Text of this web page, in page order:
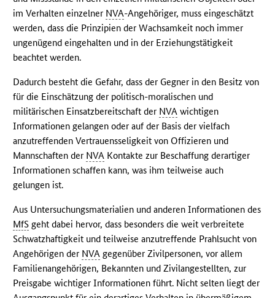
im Verhalten einzelner NVA-Angehöriger, muss eingeschätzt
werden, dass die Prinzipien der Wachsamkeit noch immer
ungenügend eingehalten und in der Erziehungstätigkeit
beachtet werden.
Dadurch besteht die Gefahr, dass der Gegner in den Besitz von
für die Einschätzung der politisch-moralischen und
militärischen Einsatzbereitschaft der NVA wichtigen
Informationen gelangen oder auf der Basis der vielfach
anzutreffenden Vertrauensseligkeit von Offizieren und
Mannschaften der NVA Kontakte zur Beschaffung derartiger
Informationen schaffen kann, was ihm teilweise auch
gelungen ist.
Aus Untersuchungsmaterialien und anderen Informationen des
MfS geht dabei hervor, dass besonders die weit verbreitete
Schwatzhaftigkeit und teilweise anzutreffende Prahlsucht von
Angehörigen der NVA gegenüber Zivilpersonen, vor allem
Familienangehörigen, Bekannten und Zivilangestellten, zur
Preisgabe wichtiger Informationen führt. Nicht selten liegt der